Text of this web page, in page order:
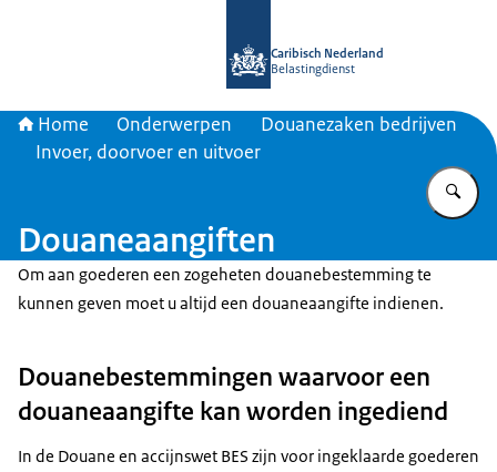
Caribisch Nederland
Belastingdienst
Home Onderwerpen
Douanezaken bedrijven
Invoer, doorvoer en uitvoer
Douaneaangiften
Om aan goederen een zogeheten douanebestemming te
kunnen geven moet u altijd een douaneaangifte indienen.
Douanebestemmingen waarvoor een
douaneaangifte kan worden ingediend
In de Douane en accijnswet BES zijn voor ingeklaarde goederen